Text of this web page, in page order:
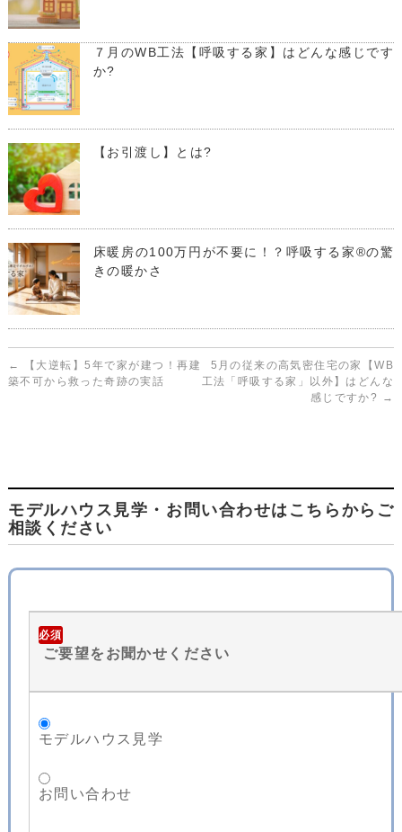
７月のWB工法【呼吸する家】はどんな感じです
か?
【お引渡し】とは?
床暖房の100万円が不要に！？呼吸する家®の驚
きの暖かさ
←
【大逆転】5年で家が建つ！再建
築不可から救った奇跡の実話
5月の従来の高気密住宅の家【WB
工法「呼吸する家」以外】はどんな
感じですか?
→
モデルハウス見学・お問い合わせはこちらからご
相談ください
必須
ご要望をお聞かせください
モデルハウス見学
お問い合わせ